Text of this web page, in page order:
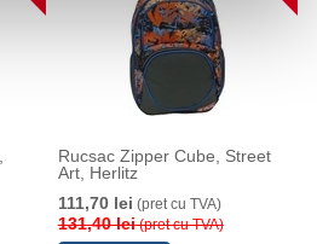
Rucsac Zipper Cube, Street
Art, Herlitz
111,70 lei (pret cu TVA)
131,40 lei(pret cu TVA)